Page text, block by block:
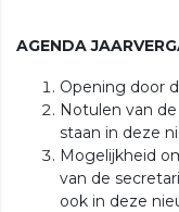
AGENDA
Opening door
Notulen van
staan in deze
Mogelijkheid
van de
ook in deze